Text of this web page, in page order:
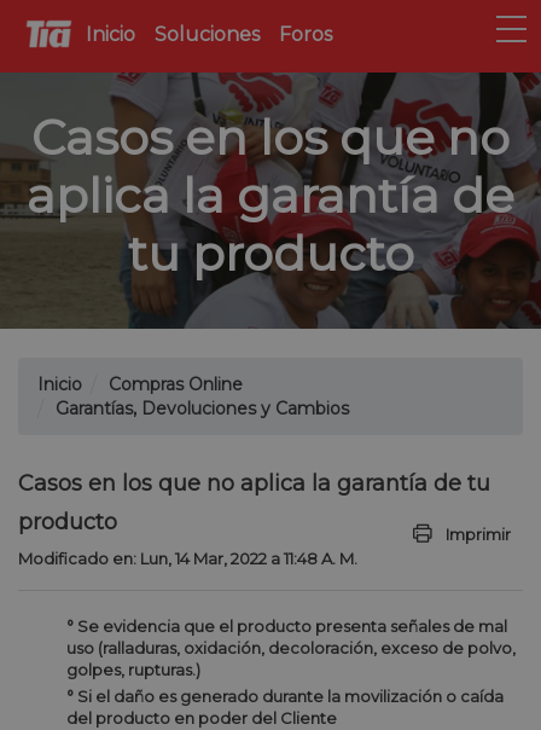
Inicio Soluciones Foros
Casos en los que no
aplica la garantía de
tu producto
Inicio
Compras Online
Garantías, Devoluciones y Cambios
Casos en los que no aplica la garantía de tu
producto
Imprimir
Modificado en: Lun, 14 Mar, 2022 a 11:48 A. M.
° Se evidencia que el producto presenta señales de mal
uso (ralladuras, oxidación, decoloración, exceso de polvo,
golpes, rupturas.)
° Si el daño es generado durante la movilización o caída
del producto en poder del Cliente